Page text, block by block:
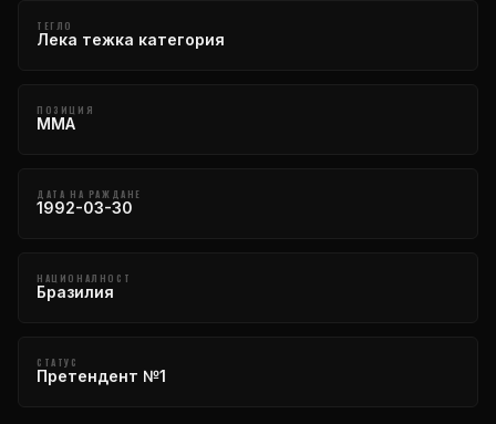
ТЕГЛО
Лека тежка категория
ПОЗИЦИЯ
MMA
ДАТА НА РАЖДАНЕ
1992-03-30
НАЦИОНАЛНОСТ
Бразилия
СТАТУС
Претендент №1